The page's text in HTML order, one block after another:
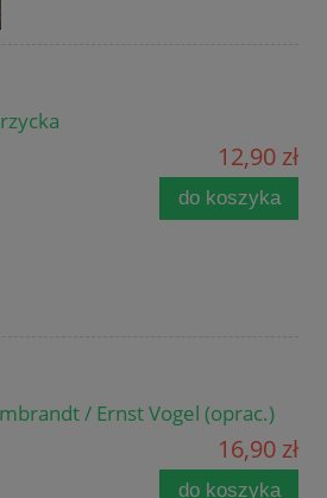
12,90 zł
do koszyka
/ Ernst Vogel (oprac.)
16,90 zł
do koszyka